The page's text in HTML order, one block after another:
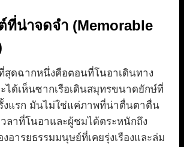
ที่น่าจดจำ (Memorable
สุดฉากหนึ่งคือตอนที่โนอาเดินทาง
ได้เห็นซากเรือเดินสมุทรขนาดยักษ์ที่
งแรก มันไม่ใช่แค่ภาพที่น่าตื่นตาตื่น
วลาที่โนอาและผู้ชมได้ตระหนักถึง
อารยธรรมมนุษย์ที่เคยรุ่งเรืองและล่ม